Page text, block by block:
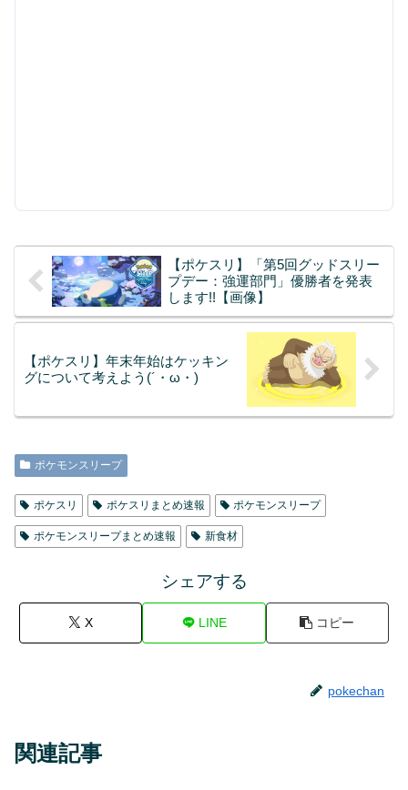
【ポケスリ】「第5回グッドスリー
プデー：強運部門」優勝者を発表
します!!【画像】
【ポケスリ】年末年始はケッキン
グについて考えよう(´・ω・)
ポケモンスリープ
ポケスリ ポケスリまとめ速報 ポケモンスリープ
ポケモンスリープまとめ速報 新食材
シェアする
X LINE コピー
pokechan
関連記事